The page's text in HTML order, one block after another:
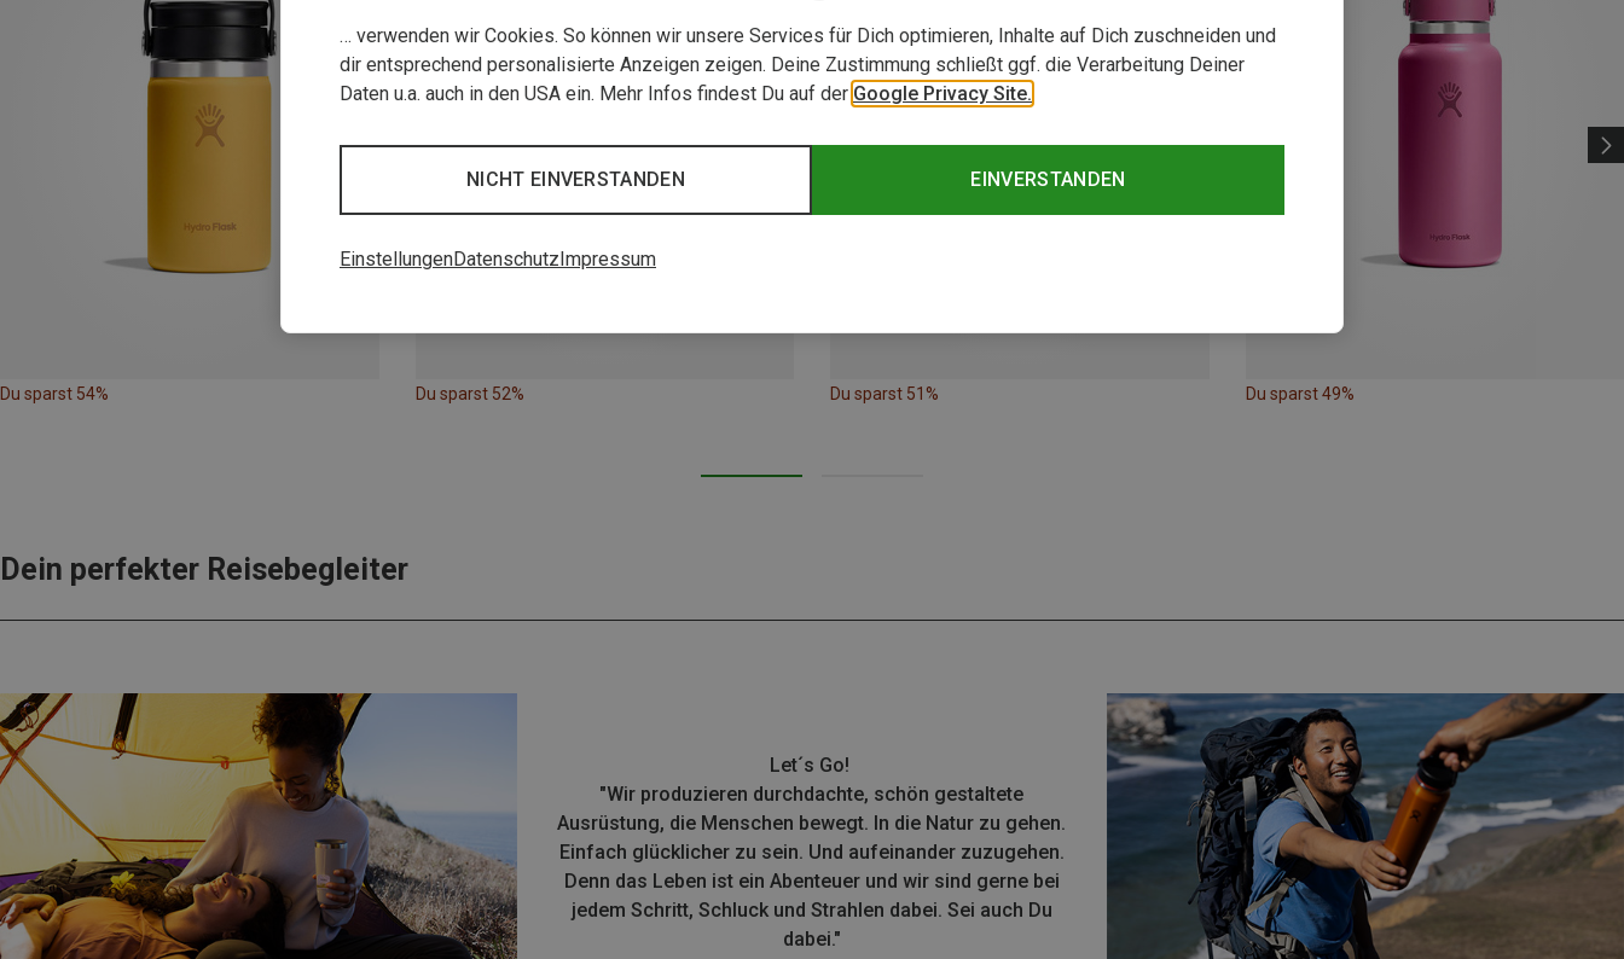
Du sparst 54% Du sparst 52% Du sparst 51% Du sparst 49%
Dein perfekter Reisebegleiter
Let´s Go!
"Wir produzieren durchdachte, schön gestaltete
Ausrüstung, die Menschen bewegt. In die Natur zu gehen.
Einfach glücklicher zu sein. Und aufeinander zuzugehen.
Denn das Leben ist ein Abenteuer und wir sind gerne bei
jedem Schritt, Schluck und Strahlen dabei. Sei auch Du
dabei."
… verwenden wir Cookies. So können wir unsere Services für Dich optimieren, Inhalte auf Dich zuschneiden und
dir entsprechend personalisierte Anzeigen zeigen. Deine Zustimmung schließt ggf. die Verarbeitung Deiner
Daten u.a. auch in den USA ein. Mehr Infos findest Du auf der Google Privacy Site.
EINVERSTANDEN
NICHT EINVERSTANDEN
EinstellungenDatenschutzImpressum